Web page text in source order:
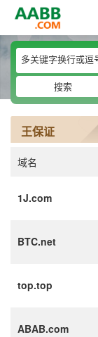
搜索
王保证
域名
1J.com
BTC.net
top.top
ABAB.com